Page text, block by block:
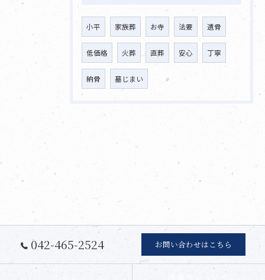
小平 家族葬 お寺 法要 遺骨
低価格 火葬 直葬 安心 丁寧
納骨 墓じまい
042-465-2524 お問い合わせはこちら